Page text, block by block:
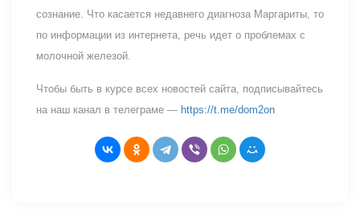
сознание. Что касается недавнего диагноза Маргариты, то
по информации из интернета, речь идет о проблемах с
молочной железой.
Чтобы быть в курсе всех новостей сайта, подписывайтесь
на наш канал в телеграме — https://t.me/dom2on